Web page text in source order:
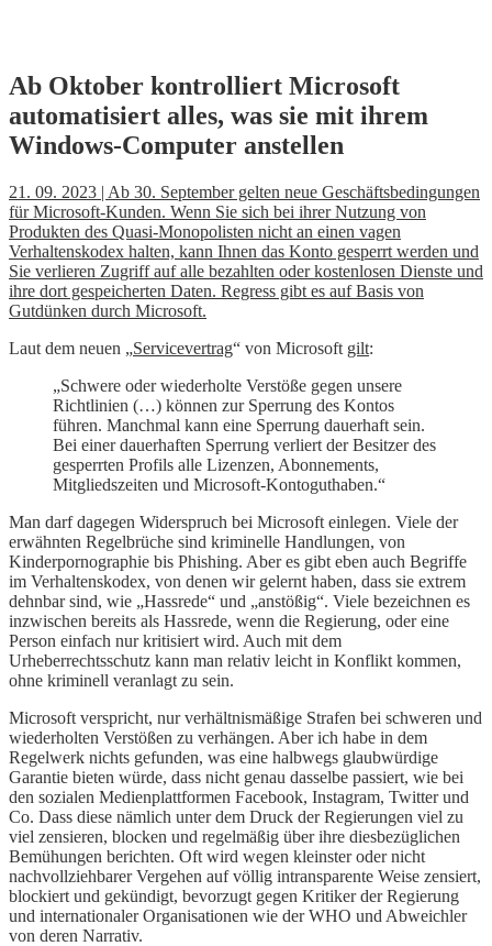
Skip
to
content
Ab Oktober kontrolliert Microsoft
automatisiert alles, was sie mit ihrem
Windows-Computer anstellen
21. 09. 2023 | Ab 30. September gelten neue Geschäftsbedingungen
für Microsoft-Kunden. Wenn Sie sich bei ihrer Nutzung von
Produkten des Quasi-Monopolisten nicht an einen vagen
Verhaltenskodex halten, kann Ihnen das Konto gesperrt werden und
Sie verlieren Zugriff auf alle bezahlten oder kostenlosen Dienste und
ihre dort gespeicherten Daten. Regress gibt es auf Basis von
Gutdünken durch Microsoft.
Laut dem neuen „Servicevertrag“ von Microsoft gilt:
„Schwere oder wiederholte Verstöße gegen unsere
Richtlinien (…) können zur Sperrung des Kontos
führen. Manchmal kann eine Sperrung dauerhaft sein.
Bei einer dauerhaften Sperrung verliert der Besitzer des
gesperrten Profils alle Lizenzen, Abonnements,
Mitgliedszeiten und Microsoft-Kontoguthaben.“
Man darf dagegen Widerspruch bei Microsoft einlegen. Viele der
erwähnten Regelbrüche sind kriminelle Handlungen, von
Kinderpornographie bis Phishing. Aber es gibt eben auch Begriffe
im Verhaltenskodex, von denen wir gelernt haben, dass sie extrem
dehnbar sind, wie „Hassrede“ und „anstößig“. Viele bezeichnen es
inzwischen bereits als Hassrede, wenn die Regierung, oder eine
Person einfach nur kritisiert wird. Auch mit dem
Urheberrechtsschutz kann man relativ leicht in Konflikt kommen,
ohne kriminell veranlagt zu sein.
Microsoft verspricht, nur verhältnismäßige Strafen bei schweren und
wiederholten Verstößen zu verhängen. Aber ich habe in dem
Regelwerk nichts gefunden, was eine halbwegs glaubwürdige
Garantie bieten würde, dass nicht genau dasselbe passiert, wie bei
den sozialen Medienplattformen Facebook, Instagram, Twitter und
Co. Dass diese nämlich unter dem Druck der Regierungen viel zu
viel zensieren, blocken und regelmäßig über ihre diesbezüglichen
Bemühungen berichten. Oft wird wegen kleinster oder nicht
nachvollziehbarer Vergehen auf völlig intransparente Weise zensiert,
blockiert und gekündigt, bevorzugt gegen Kritiker der Regierung
und internationaler Organisationen wie der WHO und Abweichler
von deren Narrativ.